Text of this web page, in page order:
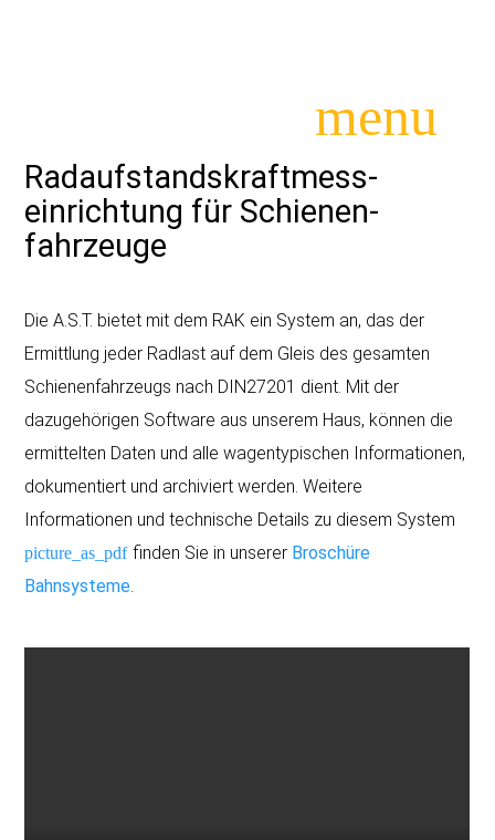
menu
Suchbegriffe
Radaufstands­kraftmess­
einrichtung für Schienen­
fahrzeuge
Die A.S.T. bietet mit dem RAK ein System an, das der
Ermittlung jeder Radlast auf dem Gleis des gesamten
Schienenfahrzeugs nach DIN27201 dient. Mit der
dazugehörigen Software aus unserem Haus, können die
ermittelten Daten und alle wagentypischen Informationen,
dokumentiert und archiviert werden. Weitere
Informationen und technische Details zu diesem System
finden Sie in unserer Broschüre
Bahnsysteme.